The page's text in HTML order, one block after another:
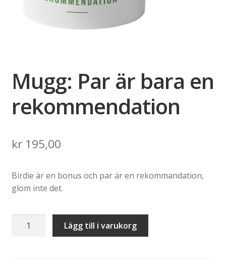
Mugg: Par är bara en
rekommendation
kr195,00
Birdie är en bonus och par är en rekommandation,
glöm inte det.
Mugg:
Lägg till i varukorg